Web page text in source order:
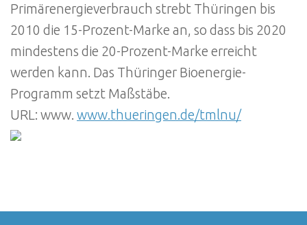
Primärenergieverbrauch strebt Thüringen bis
2010 die 15-Prozent-Marke an, so dass bis 2020
mindestens die 20-Prozent-Marke erreicht
werden kann. Das Thüringer Bioenergie-
Programm setzt Maßstäbe.
URL: www. www.thueringen.de/tmlnu/